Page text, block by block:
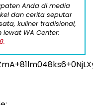
Anda di media
dan cerita seputar
kuliner tradisional,
WA Center: